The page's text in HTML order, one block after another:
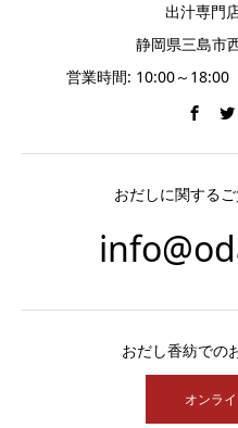
出汁専門
静岡県三島市
営業時間: 10:00～18:00
おだしに関する
おだし香紡での
オンラ